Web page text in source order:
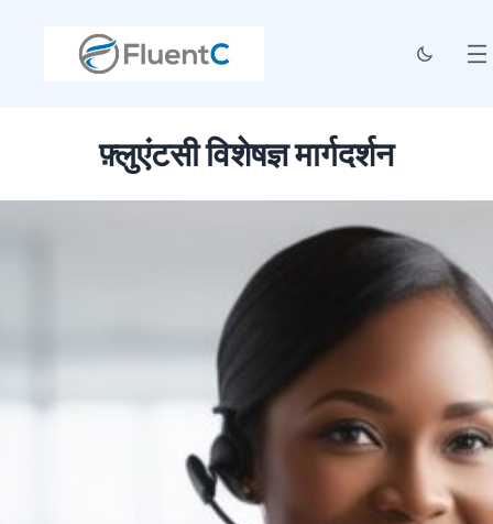
फ़्लुएंटसी विशेषज्ञ मार्गदर्शन